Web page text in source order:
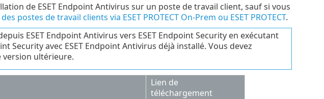
de ESET Endpoint Antivirus sur un poste de travail client, sauf si vous
postes de travail clients via ESET PROTECT On-Prem ou ESET PROTECT.
ESET Endpoint Antivirus vers ESET Endpoint Security en exécutant
Security avec ESET Endpoint Antivirus déjà installé. Vous devez
ultérieure.
Lien de
téléchargement